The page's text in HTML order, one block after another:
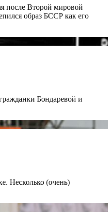
после Второй мировой
образ БССР как его
Бондаревой и
Несколько (очень)